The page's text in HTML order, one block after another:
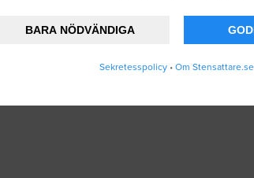
BARA NÖDVÄNDIGA
Sekretesspolicy • Om Stensattare.se
att Stensattare.se lagrar
.